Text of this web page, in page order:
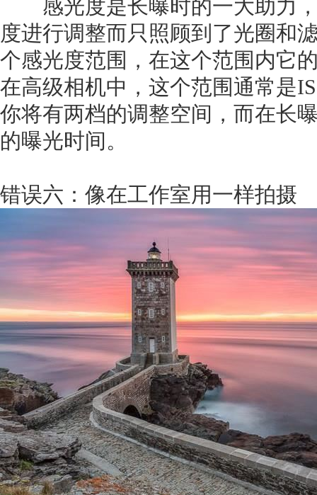
感光度是长曝时的一大助力，
度进行调整而只照顾到了光圈和
个感光度范围，在这个范围内它
在高级相机中，这个范围通常是
你将有两档的调整空间，而在长
的曝光时间。
错误六：像在工作室用一样拍摄